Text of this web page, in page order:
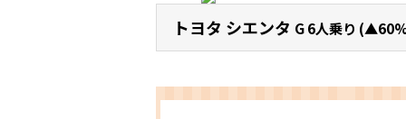
トヨタ シエンタ G 6人乗り